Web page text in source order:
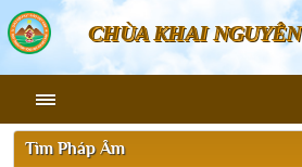
CHÙA KHAI NGUYÊN
Tìm Pháp Âm